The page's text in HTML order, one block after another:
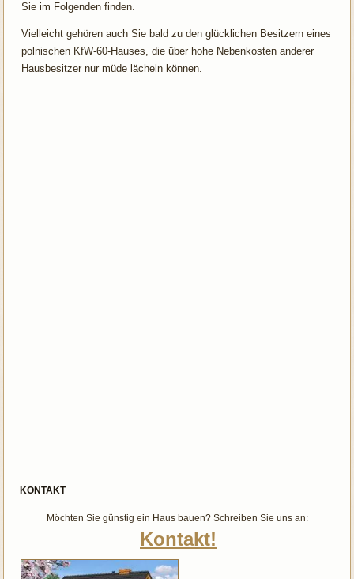
Sie im Folgenden finden.
Vielleicht gehören auch Sie bald zu den glücklichen Besitzern eines
polnischen KfW-60-Hauses, die über hohe Nebenkosten anderer
Hausbesitzer nur müde lächeln können.
KONTAKT
Möchten Sie günstig ein Haus bauen? Schreiben Sie uns an:
Kontakt!